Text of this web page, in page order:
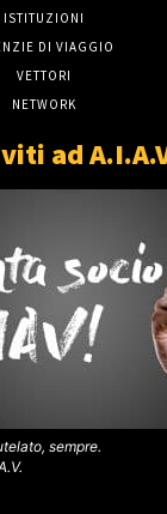
ISTITUZIONI
DI VIAGGIO
VETTORI
NETWORK
ad
sempre.